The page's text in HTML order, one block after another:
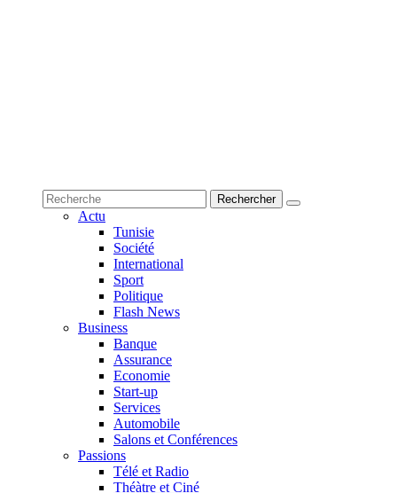
Actu
Tunisie
Société
International
Sport
Politique
Flash News
Business
Banque
Assurance
Economie
Start-up
Services
Automobile
Salons et Conférences
Passions
Télé et Radio
Théàtre et Ciné